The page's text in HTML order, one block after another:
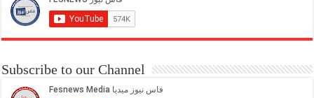
Subscribe to our Channel